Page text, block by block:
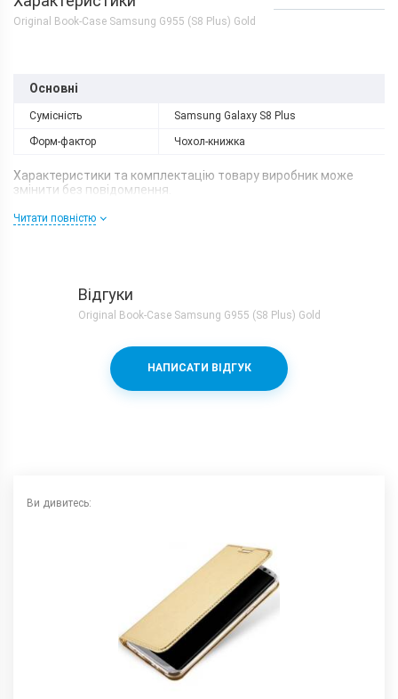
Original Book-Case Samsung G955 (S8 Plus) Gold
Основні
Сумісність Samsung Galaxy S8 Plus
Форм-фактор Чохол-книжка
Характеристики та комплектацію товару виробник може
змінити без повідомлення.
Читати повністю
Відгуки
Original Book-Case Samsung G955 (S8 Plus) Gold
НАПИСАТИ ВІДГУК
Ви дивитесь: